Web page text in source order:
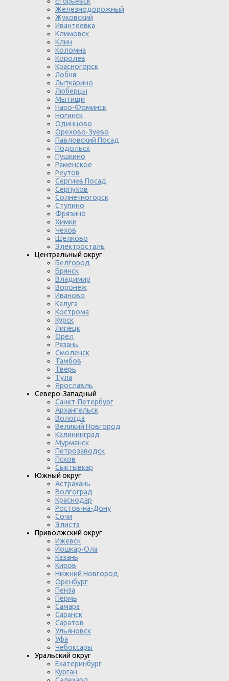
Железнодорожный
Жуковский
Ивантеевка
Климовск
Клин
Коломна
Королев
Красногорск
Лобня
Лыткарино
Люберцы
Мытищи
Наро-Фоминск
Ногинск
Одинцово
Орехово-Зуево
Павловский Посад
Подольск
Пушкино
Раменское
Реутов
Сергиев Посад
Серпухов
Солнечногорск
Ступино
Фрязино
Химки
Чехов
Щелково
Электросталь
Центральный округ
Белгород
Брянск
Владимир
Воронеж
Иваново
Калуга
Кострома
Курск
Липецк
Орел
Рязань
Смоленск
Тамбов
Тверь
Тула
Ярославль
Северо-Западный
Санкт-Петербург
Архангельск
Вологда
Великий Новгород
Калининград
Мурманск
Петрозаводск
Псков
Сыктывкар
Южный округ
Астрахань
Волгоград
Краснодар
Ростов-на-Дону
Сочи
Элиста
Приволжский округ
Ижевск
Йошкар-Ола
Казань
Киров
Нижний Новгород
Оренбург
Пенза
Пермь
Самара
Саранск
Саратов
Ульяновск
Уфа
Чебоксары
Уральский округ
Екатеринбург
Курган